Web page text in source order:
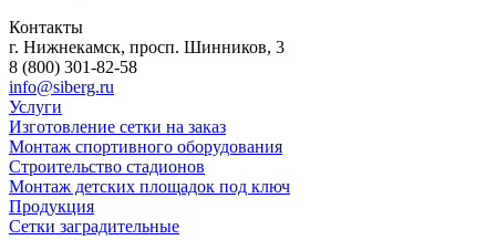
Контакты
г. Нижнекамск, просп. Шинников, 3
8 (800) 301-82-58
info@siberg.ru
Услуги
Изготовление сетки на заказ
Монтаж спортивного оборудования
Строительство стадионов
Монтаж детских площадок под ключ
Продукция
Сетки заградительные